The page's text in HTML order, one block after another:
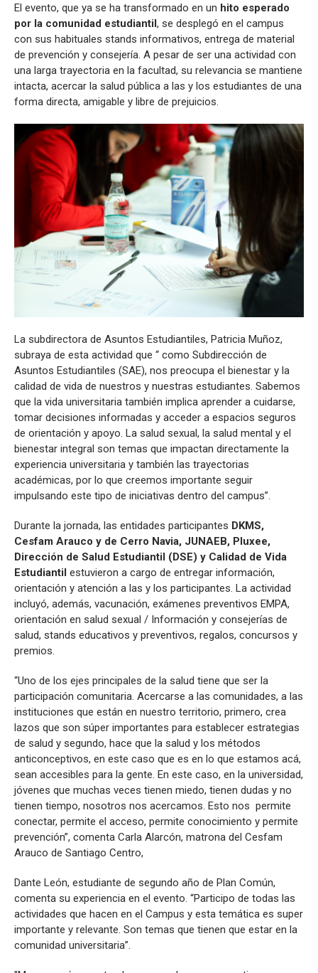
El evento, que ya se ha transformado en un hito esperado
por la comunidad estudiantil, se desplegó en el campus
con sus habituales stands informativos, entrega de material
de prevención y consejería. A pesar de ser una actividad con
una larga trayectoria en la facultad, su relevancia se mantiene
intacta, acercar la salud pública a las y los estudiantes de una
forma directa, amigable y libre de prejuicios.
La subdirectora de Asuntos Estudiantiles, Patricia Muñoz,
subraya de esta actividad que “ como Subdirección de
Asuntos Estudiantiles (SAE), nos preocupa el bienestar y la
calidad de vida de nuestros y nuestras estudiantes. Sabemos
que la vida universitaria también implica aprender a cuidarse,
tomar decisiones informadas y acceder a espacios seguros
de orientación y apoyo. La salud sexual, la salud mental y el
bienestar integral son temas que impactan directamente la
experiencia universitaria y también las trayectorias
académicas, por lo que creemos importante seguir
impulsando este tipo de iniciativas dentro del campus”.
Durante la jornada, las entidades participantes DKMS,
Cesfam Arauco y de Cerro Navia, JUNAEB, Pluxee,
Dirección de Salud Estudiantil (DSE) y Calidad de Vida
Estudiantil estuvieron a cargo de entregar información,
orientación y atención a las y los participantes. La actividad
incluyó, además, vacunación, exámenes preventivos EMPA,
orientación en salud sexual / Información y consejerías de
salud, stands educativos y preventivos, regalos, concursos y
premios.
“Uno de los ejes principales de la salud tiene que ser la
participación comunitaria. Acercarse a las comunidades, a las
instituciones que están en nuestro territorio, primero, crea
lazos que son súper importantes para establecer estrategias
de salud y segundo, hace que la salud y los métodos
anticonceptivos, en este caso que es en lo que estamos acá,
sean accesibles para la gente. En este caso, en la universidad,
jóvenes que muchas veces tienen miedo, tienen dudas y no
tienen tiempo, nosotros nos acercamos. Esto nos permite
conectar, permite el acceso, permite conocimiento y permite
prevención”, comenta Carla Alarcón, matrona del Cesfam
Arauco de Santiago Centro,
Dante León, estudiante de segundo año de Plan Común,
comenta su experiencia en el evento. “Participo de todas las
actividades que hacen en el Campus y esta temática es super
importante y relevante. Son temas que tienen que estar en la
comunidad universitaria”.